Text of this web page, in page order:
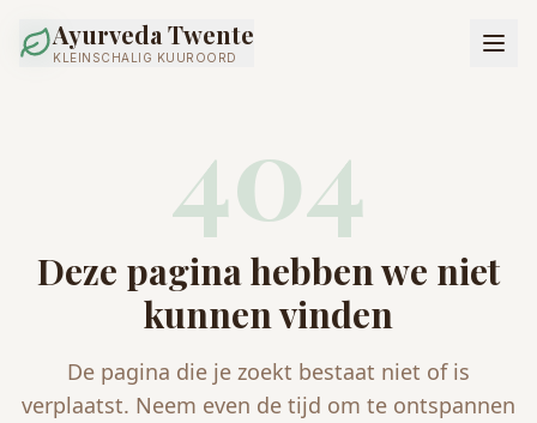
Ayurveda Twente
KLEINSCHALIG KUUROORD
404
Deze pagina hebben we niet
kunnen vinden
De pagina die je zoekt bestaat niet of is
verplaatst. Neem even de tijd om te ontspannen